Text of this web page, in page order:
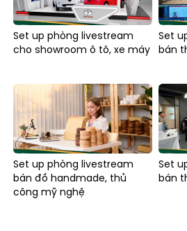
Set up phòng livestream
cho showroom ô tô, xe máy
Set
bán
Set up phòng livestream
bán đồ handmade, thủ
công mỹ nghệ
Set
bán